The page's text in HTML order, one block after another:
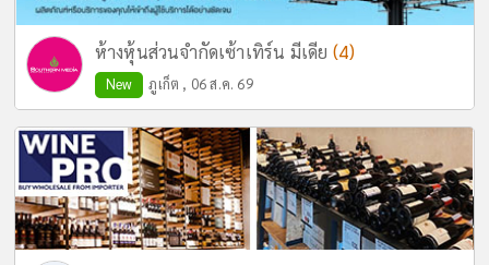
ห้างหุ้นส่วนจำกัดเซ้าเทิร์น มีเดีย (4)
New ภูเก็ต , 06 ส.ค. 69